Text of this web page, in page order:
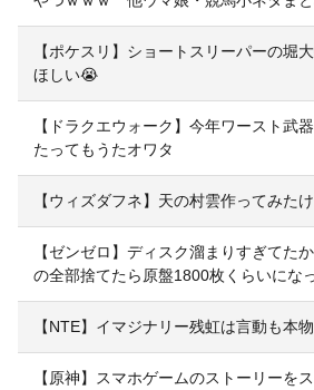
【ポケスリ】ショートスリーパーの堀
ほしい😭
【ドラクエウォーク】今年ワースト武
たってもうたオワタ
【ウィズダフネ】天の村雲作ってみた
【ゼンゼロ】ディスク溜まりすぎてた
の全部捨てたら原盤1800枚くらいにな
【NTE】イマジナリー残虹は言動も本
【原神】スマホゲームのストーリーを